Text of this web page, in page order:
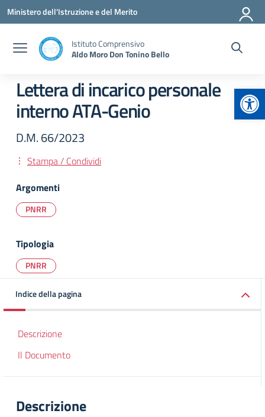
Vai ai contenuti
Vai al menu di navigazione
Vai al footer
Ministero dell'Istruzione e del Merito
Istituto Comprensivo
Aldo Moro Don Tonino Bello
Lettera di incarico personale
interno ATA-Genio
D.M. 66/2023
Stampa / Condividi
Argomenti
PNRR
Tipologia
PNRR
Indice della pagina
Descrizione
Il Documento
Descrizione